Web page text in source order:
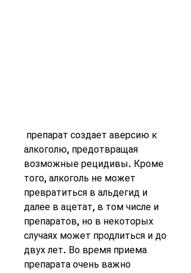
алкоголю, предотвращая
возможные рецидивы. Кроме
того, алкоголь не может
превратиться в альдегид и
далее в ацетат, в том числе и
препаратов, но в некоторых
случаях может продлиться и до
двух лет. Во время приема
препарата очень важно